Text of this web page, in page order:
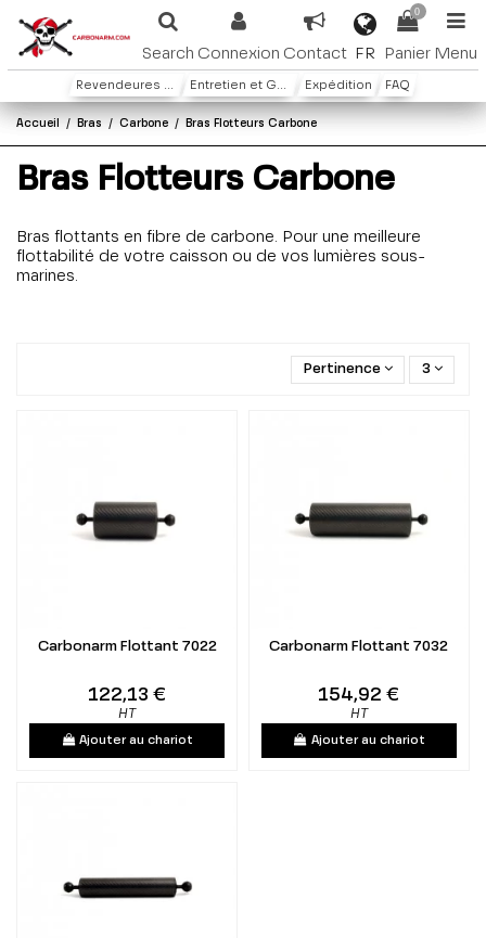
Search Connexion Contact FR
0
Panier Menu
Revendeures ou distributeures Entretien et Garantie Expédition FAQ
Accueil Bras Carbone Bras Flotteurs Carbone
Bras Flotteurs Carbone
Bras flottants en fibre de carbone. Pour une meilleure
flottabilité de votre caisson ou de vos lumières sous-
marines.
Pertinence 3
Carbonarm Flottant 7022
122,13 €
HT
Ajouter au chariot
Carbonarm Flottant 7032
154,92 €
HT
Ajouter au chariot